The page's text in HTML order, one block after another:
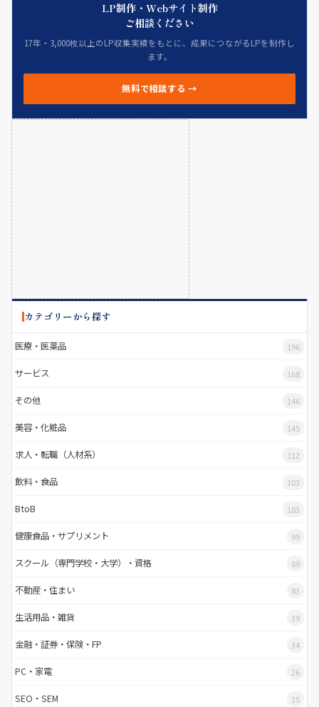
LP制作・Webサイト制作
ご相談ください
17年・3,000枚以上のLP収集実績をもとに、成果につながるLPを制作し
ます。
無料で相談する →
カテゴリーから探す
医療・医薬品 196
サービス 168
その他 146
美容・化粧品 145
求人・転職（人材系） 112
飲料・食品 103
BtoB 103
健康食品・サプリメント 99
スクール（専門学校・大学）・資格 89
不動産・住まい 83
生活用品・雑貨 39
金融・証券・保険・FP 34
PC・家電 26
SEO・SEM 25